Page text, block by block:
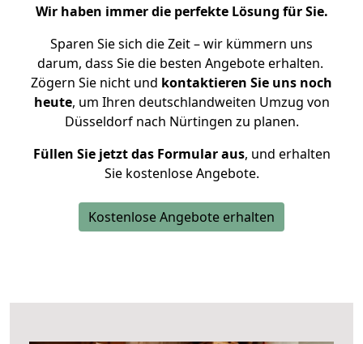
Wir haben immer die perfekte Lösung für Sie.
Sparen Sie sich die Zeit – wir kümmern uns
darum, dass Sie die besten Angebote erhalten.
Zögern Sie nicht und kontaktieren Sie uns noch
heute, um Ihren deutschlandweiten Umzug von
Düsseldorf nach Nürtingen zu planen.
Füllen Sie jetzt das Formular aus, und erhalten
Sie kostenlose Angebote.
Kostenlose Angebote erhalten